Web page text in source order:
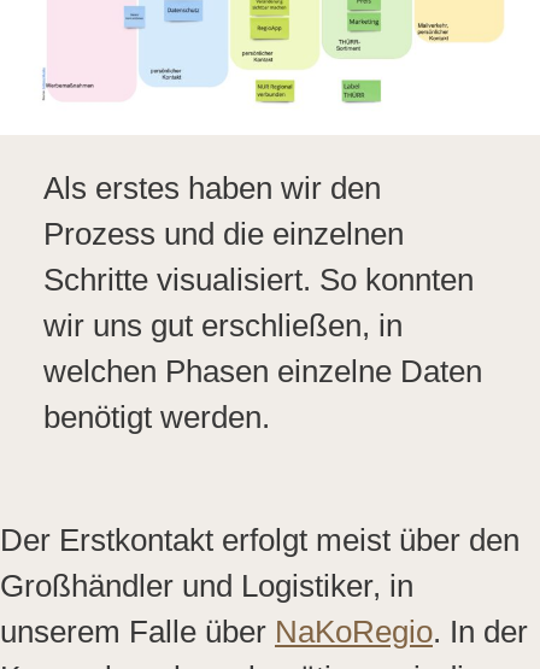
Als erstes haben wir den
Prozess und die einzelnen
Schritte visualisiert. So konnten
wir uns gut erschließen, in
welchen Phasen einzelne Daten
benötigt werden.
Der Erstkontakt erfolgt meist über den
Großhändler und Logistiker, in
unserem Falle über NaKoRegio. In der